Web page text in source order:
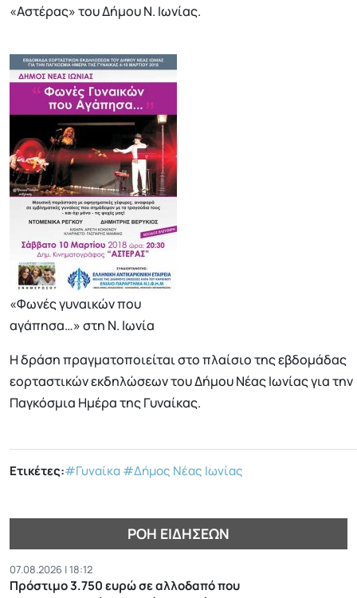
«Αστέρας» του Δήμου Ν. Ιωνίας.
«Φωνές γυναικών που
αγάπησα…» στη Ν. Ιωνία
Η δράση πραγματοποιείται στο πλαίσιο της εβδομάδας
εορταστικών εκδηλώσεων του Δήμου Νέας Ιωνίας για την
Παγκόσμια Ημέρα της Γυναίκας.
Ετικέτες:#Γυναίκα#Δήμος Νέας Ιωνίας
ΡΟΉ ΕΙΔΉΣΕΩΝ
07.08.2026 | 18:12
Πρόστιμο 3.750 ευρώ σε αλλοδαπό που